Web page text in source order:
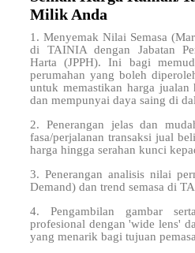
Milik Anda
1. Menyemak Nilai Semasa
di TAINIA dengan Jabatan
Harta (JPPH). Ini bagi
perumahan yang boleh
untuk memastikan harga jualan
dan mempunyai daya saing di
2. Penerangan jelas dan
fasa/perjalanan transaksi jual
harga hingga serahan kunci
3. Penerangan analisis nilai
Demand) dan trend semasa di
4. Pengambilan gambar
profesional dengan 'wide lens'
yang menarik bagi tujuan